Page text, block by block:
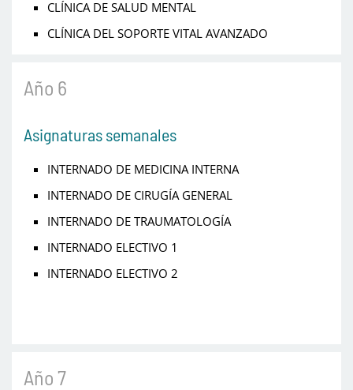
CLÍNICA DE SALUD MENTAL
CLÍNICA DEL SOPORTE VITAL AVANZADO
Año 6
Asignaturas semanales
INTERNADO DE MEDICINA INTERNA
INTERNADO DE CIRUGÍA GENERAL
INTERNADO DE TRAUMATOLOGÍA
INTERNADO ELECTIVO 1
INTERNADO ELECTIVO 2
Año 7